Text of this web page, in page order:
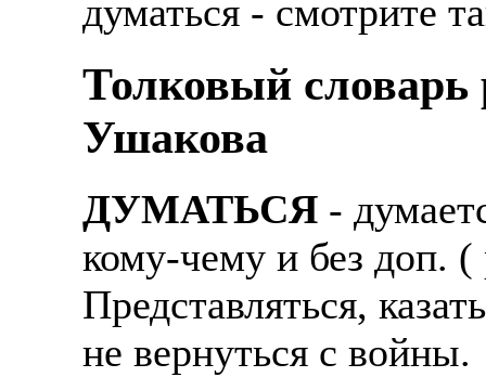
думаться - смотрите
Толковый словарь
Ушакова
ДУМАТЬСЯ -
кому-чему и без доп.
Представляться,
не вернуться с войны.